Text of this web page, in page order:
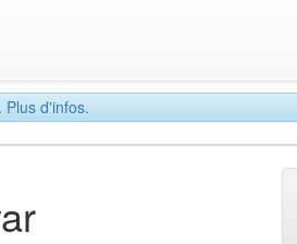
Plus d'infos.